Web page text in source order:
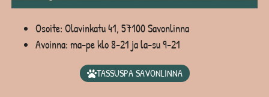
Osoite: Olavinkatu 41, 57100 Savonlinna
Avoinna: ma-pe klo 8-21 ja la-su 9-21
TASSUSPA SAVONLINNA